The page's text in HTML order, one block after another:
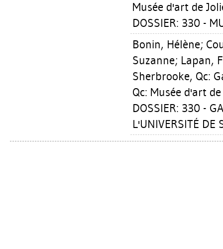
Musée d'art de
DOSSIER: 330 -
Bonin, Hélène;
Suzanne; Lapan,
Sherbrooke, Qc:
Qc: Musée d'art
DOSSIER: 330 -
L'UNIVERSITÉ DE